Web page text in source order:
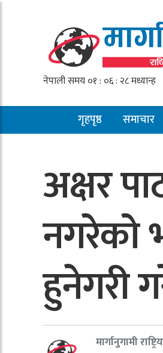
गृहपृष्ठ समाचार
अक्षर
नगरेको
हुनेगरी
मार्गानुगामी